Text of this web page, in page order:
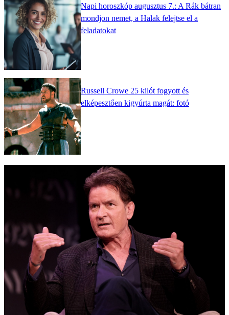
Napi horoszkóp augusztus 7.: A Rák bátran
mondjon nemet, a Halak felejtse el a
feladatokat
Russell Crowe 25 kilót fogyott és
elképesztően kigyúrta magát: fotó